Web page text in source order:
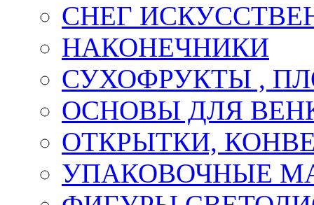
СНЕГ
НАКОНЕЧНИКИ
СУХОФРУКТЫ ,
ОСНОВЫ ДЛЯ
ОТКРЫТКИ,
УПАКОВОЧНЫЕ